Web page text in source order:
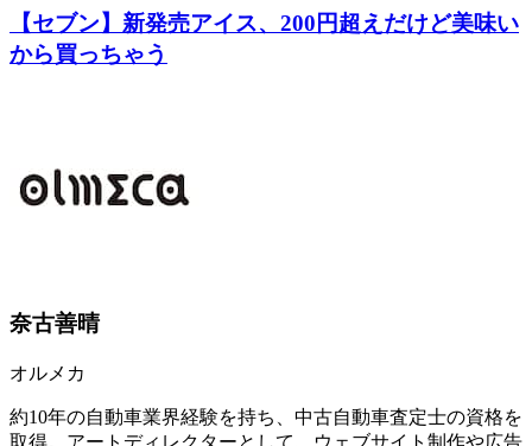
【セブン】新発売アイス、200円超えだけど美味い
から買っちゃう
奈古善晴
オルメカ
約10年の自動車業界経験を持ち、中古自動車査定士の資格を